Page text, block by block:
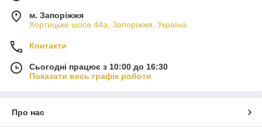
м. Запоріжжя
Хортицьке шосе 44а, Запоріжжя, Україна
Контакти
Сьогодні працює з 10:00 до 16:30
Показати весь графік роботи
Про нас